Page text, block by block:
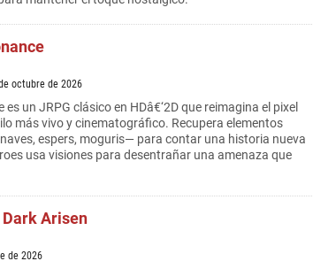
octubre de 2026
un JRPG clásico en HDâ€‘2D que reimagina el pixel
más vivo y cinematográfico. Recupera elementos
espers, moguris— para contar una historia nueva
usa visiones para desentrañar una amenaza que
Dark Arisen
de 2026